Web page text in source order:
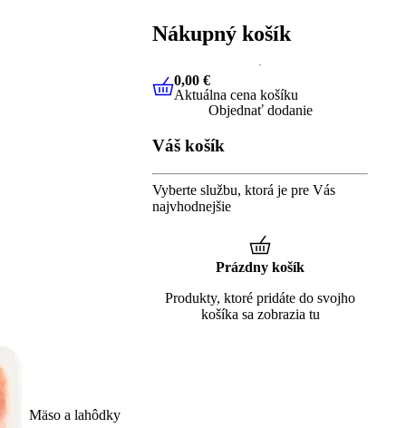
Mäso a lahôdky
Nákupný košík
0,00 €Aktuálna cena košíku
0,00 €
Aktuálna cena košíku
Objednať dodanie
Váš košík
Vyberte službu, ktorá je pre Vás
najvhodnejšie
Prázdny košík
Produkty, ktoré pridáte do svojho
košíka sa zobrazia tu